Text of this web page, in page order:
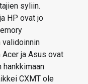
syliin.
HP ovat jo
validoinnin
ja Asus ovat
CXMT ole